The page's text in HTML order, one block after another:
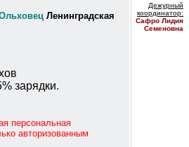
Ленинградская
зарядки.
персональная
авторизованным
Дежурный
координатор:
Сафро Лидия
Семеновна